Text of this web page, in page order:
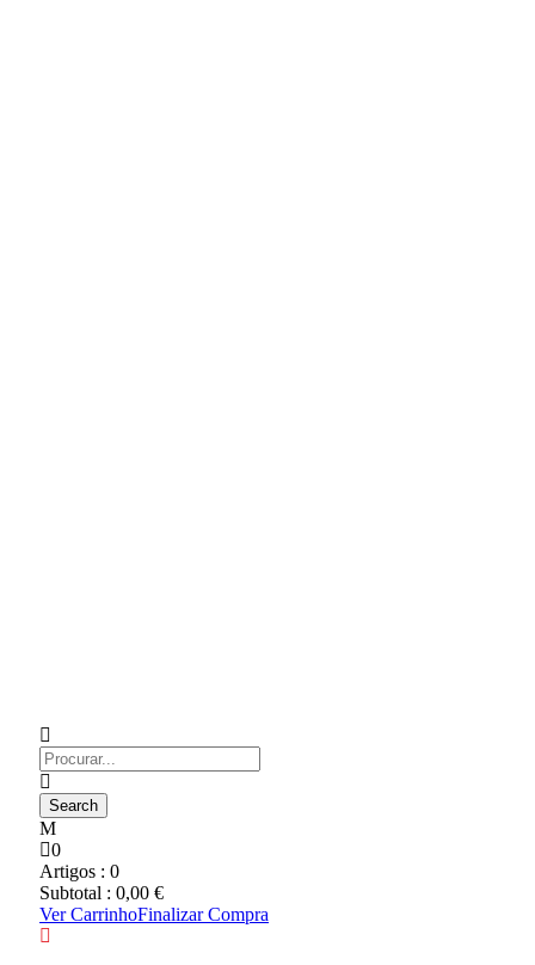
0
Artigos : 0
Subtotal : 0,00 €
Ver CarrinhoFinalizar Compra